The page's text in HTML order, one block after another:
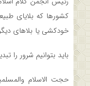
کشورها که بلایای
خودکشی یا بلاهای
باید بتوانیم شرور را
حجت الاسلام